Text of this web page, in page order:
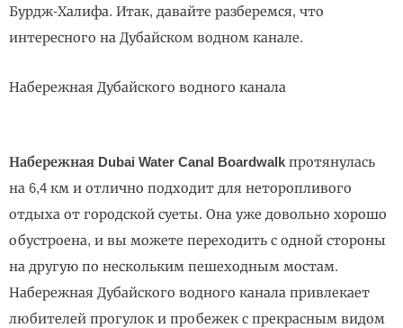
Бурдж-Халифа. Итак, давайте разберемся, что
интересного на Дубайском водном канале.
Набережная Дубайского водного канала
Набережная Dubai Water Canal Boardwalk протянулась
на 6,4 км и отлично подходит для неторопливого
отдыха от городской суеты. Она уже довольно хорошо
обустроена, и вы можете переходить с одной стороны
на другую по нескольким пешеходным мостам.
Набережная Дубайского водного канала привлекает
любителей прогулок и пробежек с прекрасным видом